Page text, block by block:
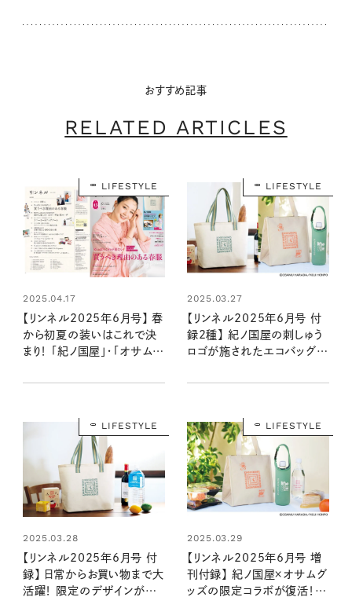
おすすめ記事
RELATED ARTICLES
LIFESTYLE
2025.04.17
【リンネル2025年6月号】 春
から初夏の装いはこれで決
まり！ 「紀ノ国屋」・「オサムグ
特集を最速レポート＜4月18
LIFESTYLE
2025.03.27
【リンネル2025年6月号 付
録2種】 紀ノ国屋の刺しゅう
ロゴが施されたエコバッグが
ッズとコラボした保冷バッグ
2025年6月号・6月号増刊）
LIFESTYLE
2025.03.28
【リンネル2025年6月号 付
録】 日常からお買い物まで大
活躍！ 限定のデザインが爽
LIFESTYLE
2025.03.29
【リンネル2025年6月号 増
刊付録】 紀ノ国屋×オサムグ
ッズの限定コラボが復活！